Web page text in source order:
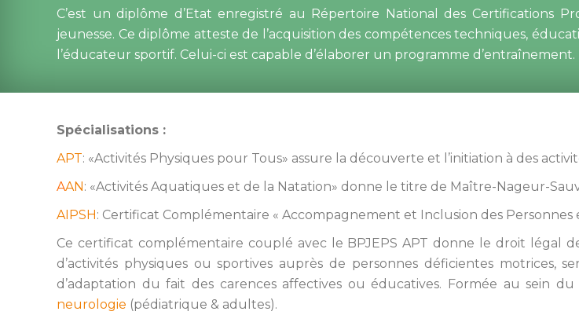
C’est un diplôme d’Etat enregistré au Répertoire National des Certifications
jeunesse. Ce diplôme atteste de l’acquisition des compétences techniques,
l’éducateur sportif. Celui-ci est capable d’élaborer un programme d’entraînement.
Spécialisations :
APT: «Activités Physiques pour Tous» assure la découverte et l’initiation à des
AAN: «Activités Aquatiques et de la Natation» donne le titre de Maître-Nageur-
AIPSH: Certificat Complémentaire « Accompagnement et Inclusion des Personnes
Ce certificat complémentaire couplé avec le BPJEPS APT donne le droit légal
d’activités physiques ou sportives auprès de personnes déficientes motrices,
d’adaptation du fait des carences affectives ou éducatives. Formée au sein du
neurologie (pédiatrique & adultes).